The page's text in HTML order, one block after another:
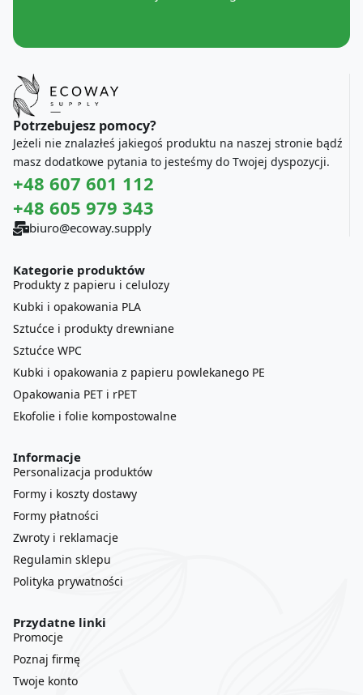
Potrzebujesz pomocy?
Jeżeli nie znalazłeś jakiegoś produktu na naszej stronie bądź
masz dodatkowe pytania to jesteśmy do Twojej dyspozycji.
+48 607 601 112
+48 605 979 343
biuro@ecoway.supply
Kategorie produktów
Produkty z papieru i celulozy
Kubki i opakowania PLA
Sztućce i produkty drewniane
Sztućce WPC
Kubki i opakowania z papieru powlekanego PE
Opakowania PET i rPET
Ekofolie i folie kompostowalne
Informacje
Personalizacja produktów
Formy i koszty dostawy
Formy płatności
Zwroty i reklamacje
Regulamin sklepu
Polityka prywatności
Przydatne linki
Promocje
Poznaj firmę
Twoje konto